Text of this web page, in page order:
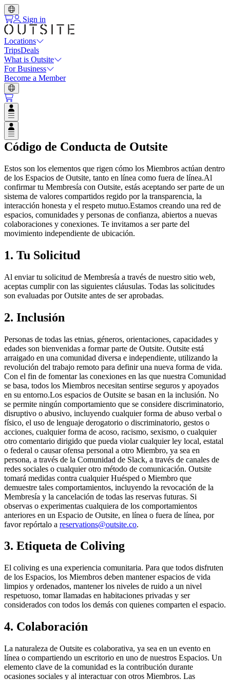
Sign in
Locations
TripsDeals
What is Outsite
For Business
Become a Member
Open user menu
Open user menu
Código de Conducta de Outsite
Estos son los elementos que rigen cómo los Miembros actúan dentro
de los Espacios de Outsite, tanto en línea como fuera de línea.Al
confirmar tu Membresía con Outsite, estás aceptando ser parte de un
sistema de valores compartidos regido por la transparencia, la
interacción honesta y el respeto mutuo.Estamos creando una red de
espacios, comunidades y personas de confianza, abiertos a nuevas
colaboraciones y conexiones. Te invitamos a ser parte del
movimiento independiente de ubicación.
1. Tu Solicitud
Al enviar tu solicitud de Membresía a través de nuestro sitio web,
aceptas cumplir con las siguientes cláusulas. Todas las solicitudes
son evaluadas por Outsite antes de ser aprobadas.
2. Inclusión
Personas de todas las etnias, géneros, orientaciones, capacidades y
edades son bienvenidas a formar parte de Outsite. Outsite está
arraigado en una comunidad diversa e independiente, utilizando la
revolución del trabajo remoto para definir una nueva forma de vida.
Con el fin de fomentar las conexiones en las que nuestra Comunidad
se basa, todos los Miembros necesitan sentirse seguros y apoyados
en su entorno.Los espacios de Outsite se basan en la inclusión. No
se permite ningún comportamiento que se considere discriminatorio,
disruptivo o abusivo, incluyendo cualquier forma de abuso verbal o
físico, el uso de lenguaje derogatorio o discriminatorio, gestos o
acciones, cualquier forma de acoso, racismo, sexismo, o cualquier
otro comentario dirigido que pueda violar cualquier ley local, estatal
o federal o causar ofensa personal a otro Miembro, ya sea en
persona, a través de la Comunidad de Slack, a través de canales de
redes sociales o cualquier otro método de comunicación. Outsite
tomará medidas contra cualquier Huésped o Miembro que
demuestre tales comportamientos, incluyendo la revocación de la
Membresía y la cancelación de todas las reservas futuras. Si
observas o experimentas cualquiera de los comportamientos
anteriores en un Espacio de Outsite, en línea o fuera de línea, por
favor repórtalo a reservations@outsite.co.
3. Etiqueta de Coliving
El coliving es una experiencia comunitaria. Para que todos disfruten
de los Espacios, los Miembros deben mantener espacios de vida
limpios y ordenados, mantener los niveles de ruido a un nivel
respetuoso, tomar llamadas en habitaciones privadas y ser
considerados con todos los demás con quienes comparten el espacio.
4. Colaboración
La naturaleza de Outsite es colaborativa, ya sea en un evento en
línea o compartiendo un escritorio en uno de nuestros Espacios. Un
elemento clave de la comunidad es la contribución durante
ocasiones sociales y al interactuar con otros Miembros. Las